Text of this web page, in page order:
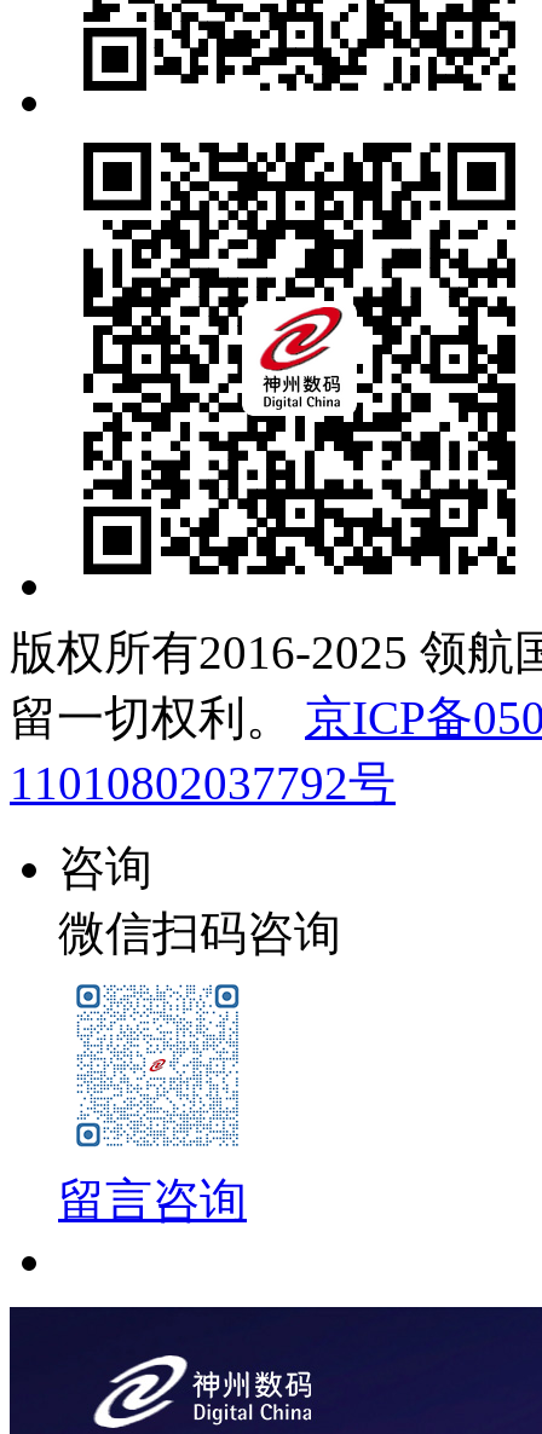
版权所有2016-2025 领航
留一切权利。
京ICP备
11010802037792号
咨询
微信扫码咨询
留言咨询